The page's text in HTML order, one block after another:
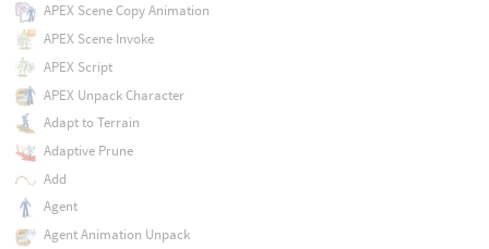
APEX Scene Copy Animation
APEX Scene Invoke
APEX Script
APEX Unpack Character
Adapt to Terrain
Adaptive Prune
Add
Agent
Agent Animation Unpack